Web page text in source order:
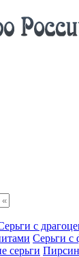
с
Серьги с
серьги